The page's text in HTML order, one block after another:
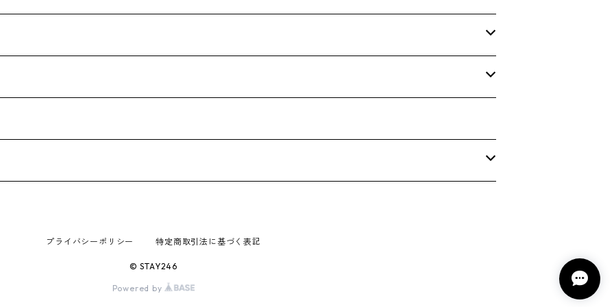
プライバシーポリシー 特定商取引法に基づく表記
© STAY246
Powered by